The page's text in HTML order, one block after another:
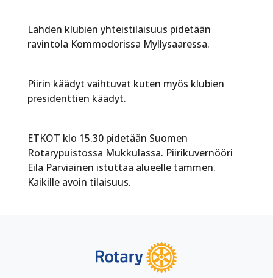
Lahden klubien yhteistilaisuus pidetään
ravintola Kommodorissa Myllysaaressa.
Piirin käädyt vaihtuvat kuten myös klubien
presidenttien käädyt.
ETKOT klo 15.30 pidetään Suomen
Rotarypuistossa Mukkulassa. Piirikuvernööri
Eila Parviainen istuttaa alueelle tammen.
Kaikille avoin tilaisuus.